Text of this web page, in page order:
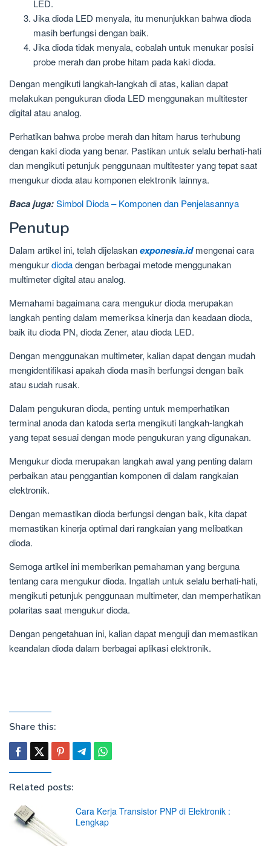
LED.
Jika dioda LED menyala, itu menunjukkan bahwa dioda
masih berfungsi dengan baik.
Jika dioda tidak menyala, cobalah untuk menukar posisi
probe merah dan probe hitam pada kaki dioda.
Dengan mengikuti langkah-langkah di atas, kalian dapat
melakukan pengukuran dioda LED menggunakan multitester
digital atau analog.
Perhatikan bahwa probe merah dan hitam harus terhubung
dengan kaki dioda yang benar. Pastikan untuk selalu berhati-hati
dan mengikuti petunjuk penggunaan multitester yang tepat saat
mengukur dioda atau komponen elektronik lainnya.
Baca juga:Simbol Dioda – Komponen dan Penjelasannya
Penutup
Dalam artikel ini, telah dijelaskanexponesia.idmengenai cara
mengukurdiodadengan berbagai metode menggunakan
multimeter digital atau analog.
Memahami bagaimana cara mengukur dioda merupakan
langkah penting dalam memeriksa kinerja dan keadaan dioda,
baik itu dioda PN, dioda Zener, atau dioda LED.
Dengan menggunakan multimeter, kalian dapat dengan mudah
mengidentifikasi apakah dioda masih berfungsi dengan baik
atau sudah rusak.
Dalam pengukuran dioda, penting untuk memperhatikan
terminal anoda dan katoda serta mengikuti langkah-langkah
yang tepat sesuai dengan mode pengukuran yang digunakan.
Mengukur dioda merupakan langkah awal yang penting dalam
perbaikan atau penggantian komponen di dalam rangkaian
elektronik.
Dengan memastikan dioda berfungsi dengan baik, kita dapat
memastikan kinerja optimal dari rangkaian yang melibatkan
dioda.
Semoga artikel ini memberikan pemahaman yang berguna
tentang cara mengukur dioda. Ingatlah untuk selalu berhati-hati,
mengikuti petunjuk penggunaan multimeter, dan memperhatikan
polaritas saat mengukur dioda.
Dengan pengetahuan ini, kalian dapat menguji dan memastikan
keandalan dioda dalam berbagai aplikasi elektronik.
Share this:
Related posts:
Cara Kerja Transistor PNP di Elektronik :
Lengkap